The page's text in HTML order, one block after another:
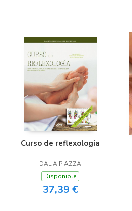
Curso de reflexología
DALIA PIAZZA
Disponible
37,39 €